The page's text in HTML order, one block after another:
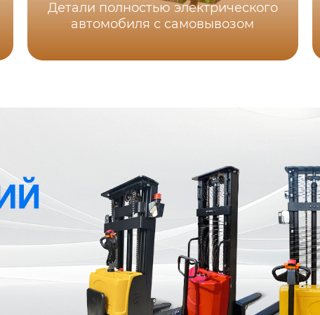
Детали полностью электрического
автомобиля с самовывозом